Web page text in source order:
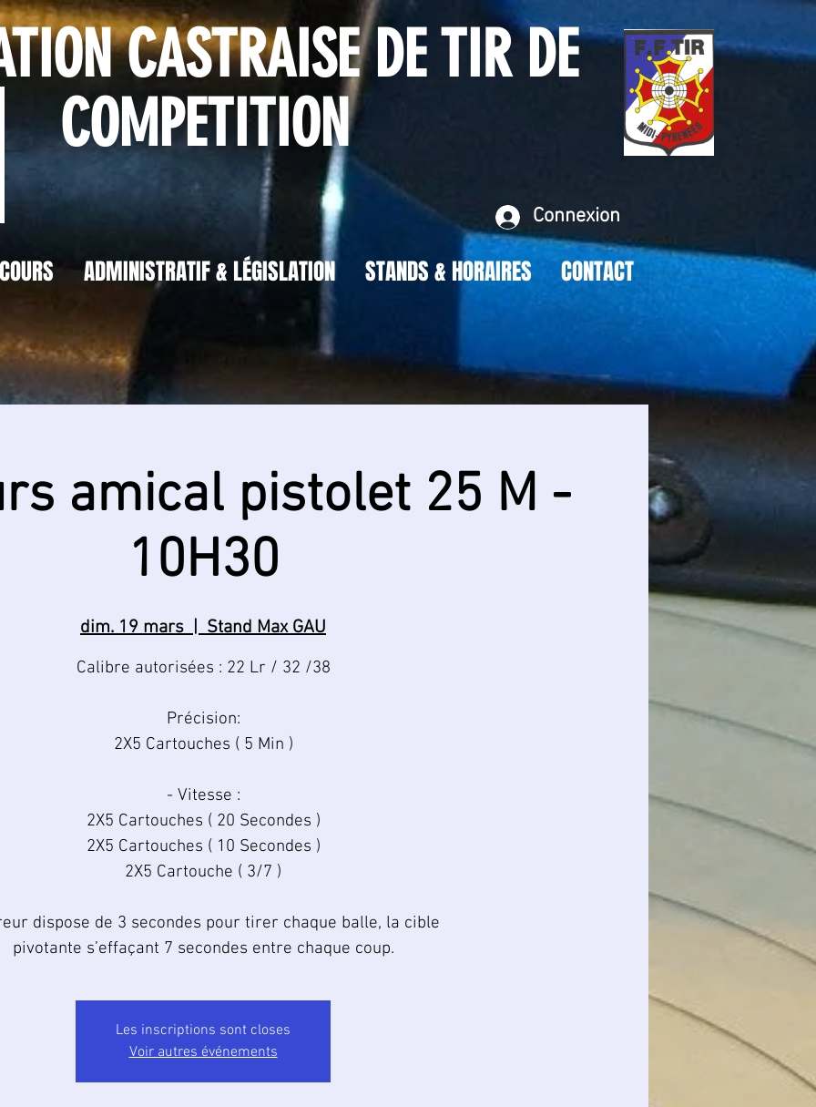
CASTRAISE DE TIR DE
COMPETITION
Connexion
amical pistolet 25 M -
10H30
dim. 19 mars
  |
Stand Max GAU
Calibre autorisées : 22 Lr / 32 /38
Précision:
2X5 Cartouches ( 5 Min )
- Vitesse :
2X5 Cartouches ( 20 Secondes )
2X5 Cartouches ( 10 Secondes )
2X5 Cartouche ( 3/7 )
dispose de 3 secondes pour tirer chaque balle, la cible
pivotante s’effaçant 7 secondes entre chaque coup.
Les inscriptions sont closes
Voir autres événements
ADMINISTRATIF & LÉGISLATION STANDS & HORAIRES CONTACT